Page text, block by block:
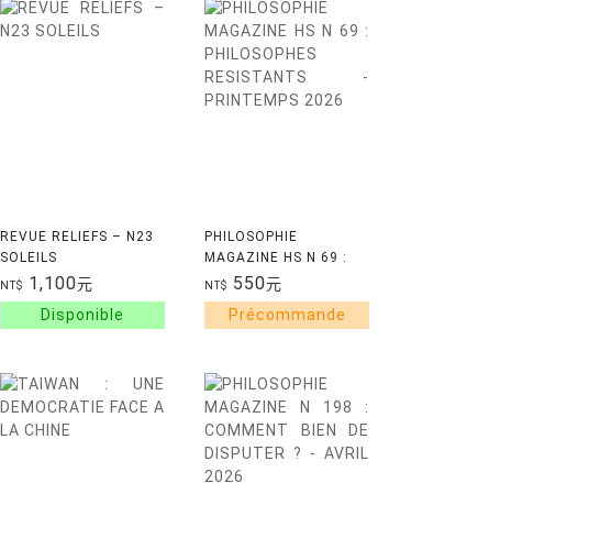
REVUE RELIEFS – N23
SOLEILS
NT$ 1,100元
PHILOSOPHIE
MAGAZINE HS N 69 :
PHILOSOPHES
RESISTANTS -
PRINTEMPS 2026
NT$ 550元